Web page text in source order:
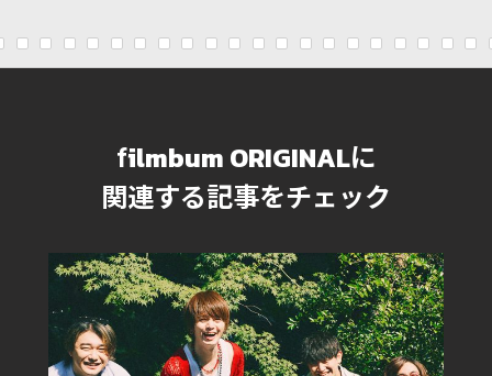
filmbum ORIGINALに
関連する記事をチェック